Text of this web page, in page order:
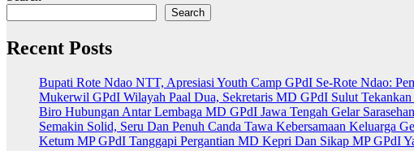
Search
Recent Posts
Bupati Rote Ndao NTT, Apresiasi Youth Camp GPdI Se-Rote Ndao:
Mukerwil GPdI Wilayah Paal Dua, Sekretaris MD GPdI Sulut
Biro Hubungan Antar Lembaga MD GPdI Jawa Tengah Gelar Sarasehan
Semakin Solid, Seru Dan Penuh Canda Tawa Kebersamaan Keluarga
Ketum MP GPdI Tanggapi Pergantian MD Kepri Dan Sikap MP GPdI